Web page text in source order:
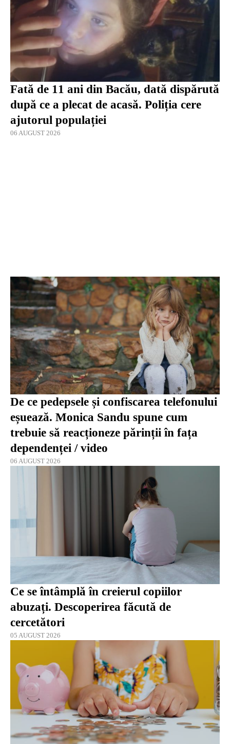
Fată de 11 ani din Bacău, dată dispărută
după ce a plecat de acasă. Poliția cere
ajutorul populației
06 AUGUST 2026
De ce pedepsele și confiscarea telefonului
eșuează. Monica Sandu spune cum
trebuie să reacționeze părinții în fața
dependenței / video
06 AUGUST 2026
Ce se întâmplă în creierul copiilor
abuzați. Descoperirea făcută de
cercetători
05 AUGUST 2026